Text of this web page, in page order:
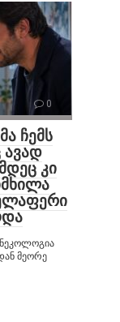
0
ჩემს
ავად
კი
მეორე